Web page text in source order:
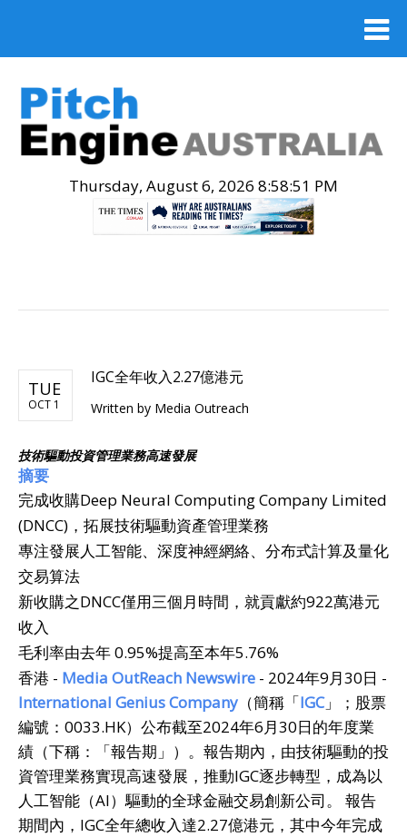
Thursday, August 6, 2026 8:58:52 PM
TUE
OCT 1
IGC全年收入2.27億港元
Written by Media Outreach
技術驅動投資管理業務高速發展
摘要
完成收購Deep Neural Computing Company Limited
(DNCC)，拓展技術驅動資產管理業務
專注發展人工智能、深度神經網絡、分布式計算及量化
交易算法
新收購之DNCC僅用三個月時間，就貢獻約922萬港元
收入
毛利率由去年 0.95%提高至本年5.76%
香港 - Media OutReach Newswire - 2024年9月30日 -
International Genius Company （簡稱「IGC」；股票
編號：0033.HK）公布截至2024年6月30日的年度業
績（下稱：「報告期」）。報告期內，由技術驅動的投
資管理業務實現高速發展，推動IGC逐步轉型，成為以
人工智能（AI）驅動的全球金融交易創新公司。 報告
期間內，IGC全年總收入達2.27億港元，其中今年完成